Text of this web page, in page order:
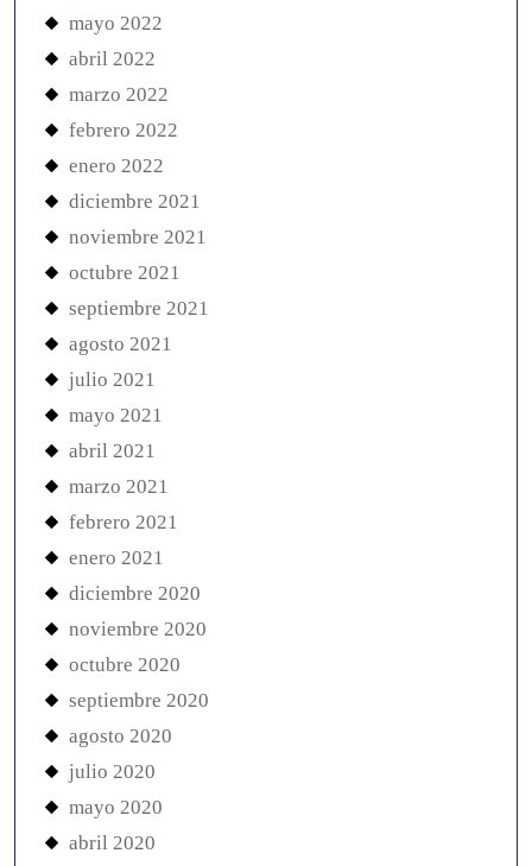
mayo 2022
abril 2022
marzo 2022
febrero 2022
enero 2022
diciembre 2021
noviembre 2021
octubre 2021
septiembre 2021
agosto 2021
julio 2021
mayo 2021
abril 2021
marzo 2021
febrero 2021
enero 2021
diciembre 2020
noviembre 2020
octubre 2020
septiembre 2020
agosto 2020
julio 2020
mayo 2020
abril 2020